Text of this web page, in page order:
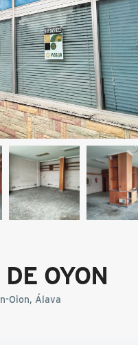
OYON
Oion, Álava